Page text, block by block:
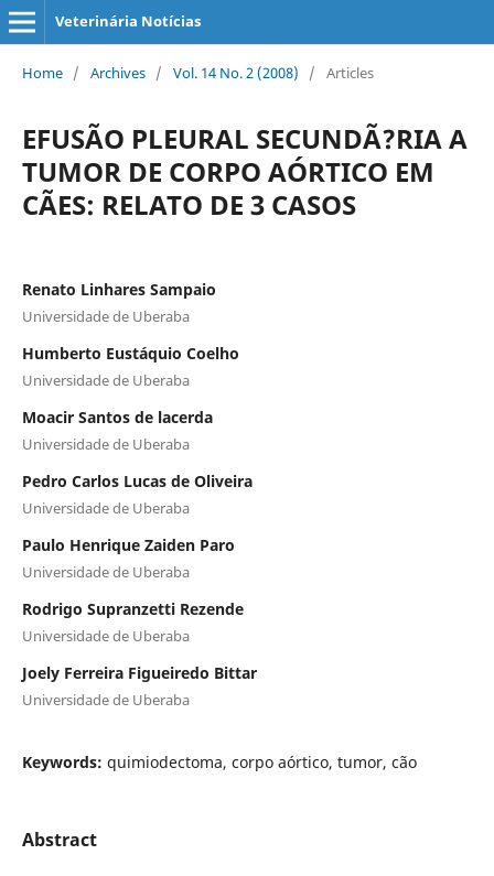
Veterinária Notícias
Home / Archives / Vol. 14 No. 2 (2008) / Articles
EFUSÃO PLEURAL SECUNDÃ?RIA A
TUMOR DE CORPO AÓRTICO EM
CÃES: RELATO DE 3 CASOS
Renato Linhares Sampaio
Universidade de Uberaba
Humberto Eustáquio Coelho
Universidade de Uberaba
Moacir Santos de lacerda
Universidade de Uberaba
Pedro Carlos Lucas de Oliveira
Universidade de Uberaba
Paulo Henrique Zaiden Paro
Universidade de Uberaba
Rodrigo Supranzetti Rezende
Universidade de Uberaba
Joely Ferreira Figueiredo Bittar
Universidade de Uberaba
Keywords: quimiodectoma, corpo aórtico, tumor, cão
Abstract